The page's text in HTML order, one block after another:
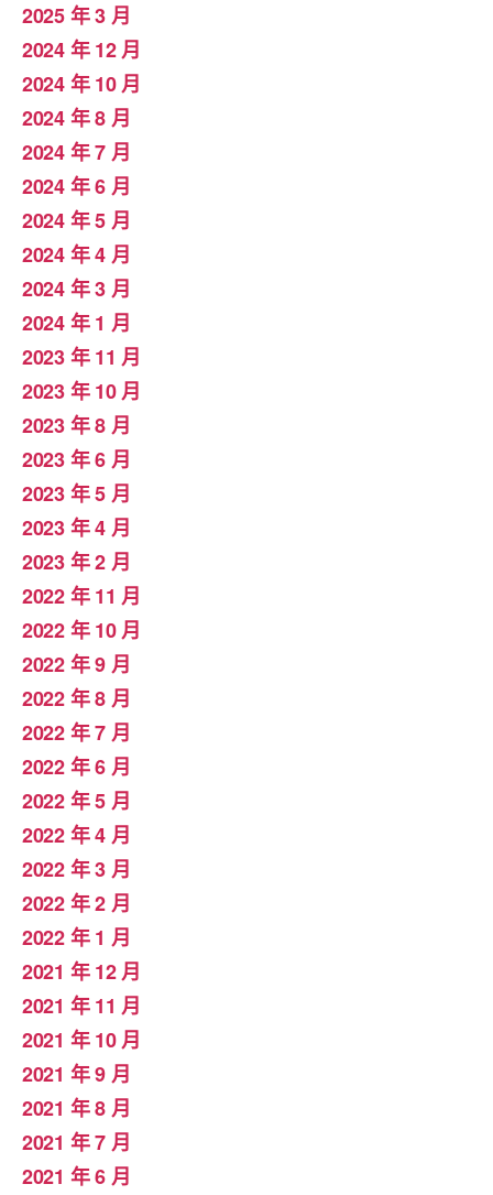
2025 年 3 月
2024 年 12 月
2024 年 10 月
2024 年 8 月
2024 年 7 月
2024 年 6 月
2024 年 5 月
2024 年 4 月
2024 年 3 月
2024 年 1 月
2023 年 11 月
2023 年 10 月
2023 年 8 月
2023 年 6 月
2023 年 5 月
2023 年 4 月
2023 年 2 月
2022 年 11 月
2022 年 10 月
2022 年 9 月
2022 年 8 月
2022 年 7 月
2022 年 6 月
2022 年 5 月
2022 年 4 月
2022 年 3 月
2022 年 2 月
2022 年 1 月
2021 年 12 月
2021 年 11 月
2021 年 10 月
2021 年 9 月
2021 年 8 月
2021 年 7 月
2021 年 6 月